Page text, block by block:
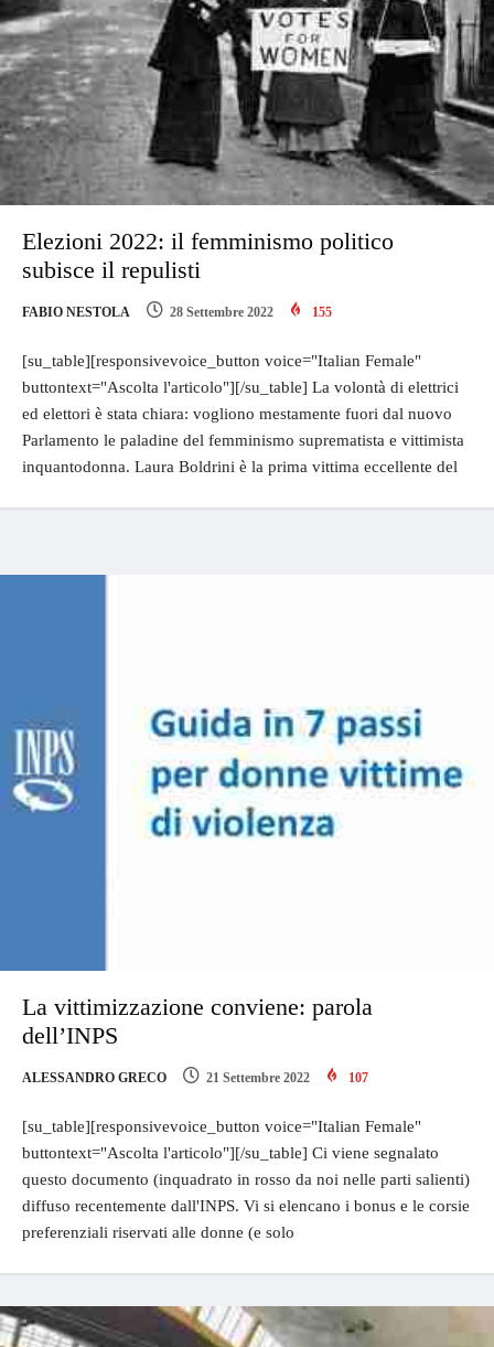
Elezioni 2022: il femminismo politico
subisce il repulisti
FABIO NESTOLA 28 Settembre 2022 155
[su_table][responsivevoice_button voice="Italian Female"
buttontext="Ascolta l'articolo"][/su_table] La volontà di elettrici
ed elettori è stata chiara: vogliono mestamente fuori dal nuovo
Parlamento le paladine del femminismo suprematista e vittimista
inquantodonna. Laura Boldrini è la prima vittima eccellente del
La vittimizzazione conviene: parola
dell’INPS
ALESSANDRO GRECO 21 Settembre 2022 107
[su_table][responsivevoice_button voice="Italian Female"
buttontext="Ascolta l'articolo"][/su_table] Ci viene segnalato
questo documento (inquadrato in rosso da noi nelle parti salienti)
diffuso recentemente dall'INPS. Vi si elencano i bonus e le corsie
preferenziali riservati alle donne (e solo